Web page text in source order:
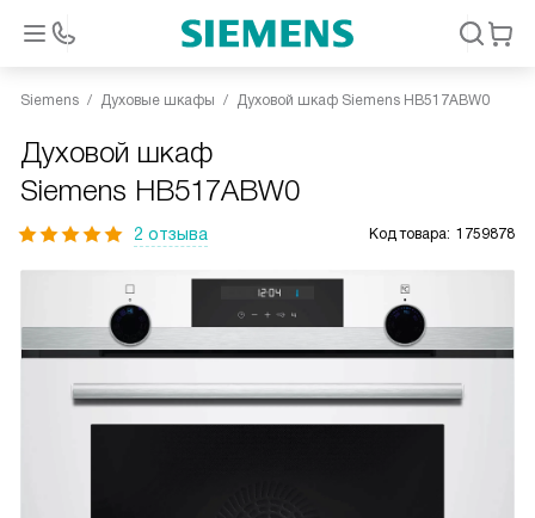
Siemens Духовые шкафы Духовой шкаф Siemens HB517ABW0
Духовой шкаф
Siemens HB517ABW0
2 отзыва Код товара: 1759878